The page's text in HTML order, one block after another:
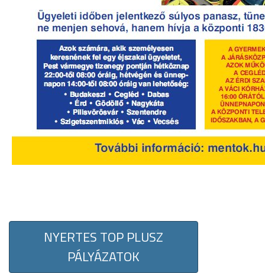
NYERTES TOP PLUSZ
PÁLYÁZATOK